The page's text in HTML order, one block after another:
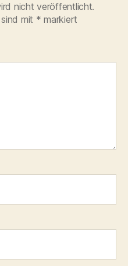
nicht veröffentlicht.
mit * markiert